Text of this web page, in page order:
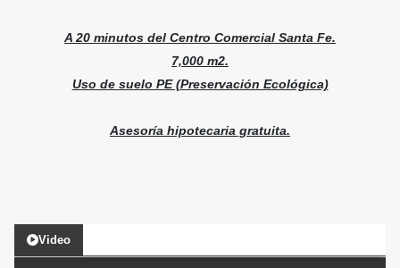
A 20 minutos del Centro Comercial Santa Fe.
7,000 m2.
Uso de suelo PE (Preservación Ecológica)
Asesoría hipotecaria gratuita.
Video